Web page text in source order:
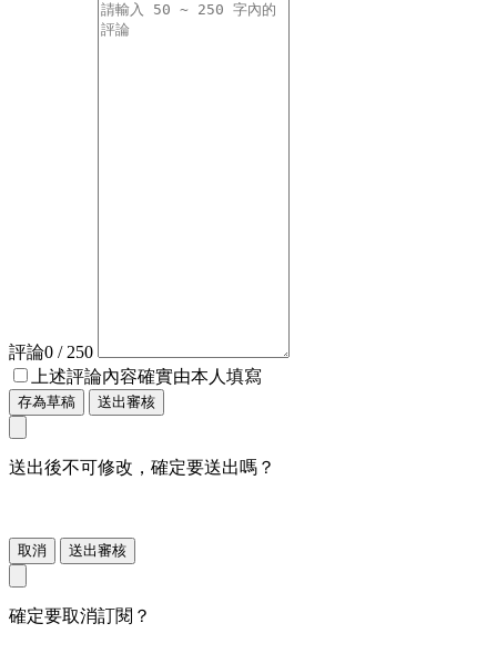
評論0 / 250
上述評論內容確實由本人填寫
存為草稿 送出審核
送出後不可修改，確定要送出嗎？
取消 送出審核
確定要取消訂閱？